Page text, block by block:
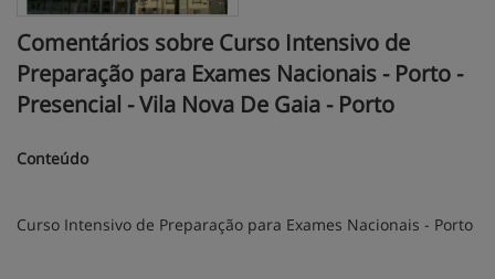
Comentários sobre Curso Intensivo de
Preparação para Exames Nacionais - Porto -
Presencial - Vila Nova De Gaia - Porto
Conteúdo
Curso Intensivo de Preparação para Exames Nacionais - Porto